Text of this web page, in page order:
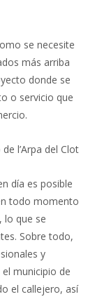
se necesite
más arriba
donde se
o servicio que
l’Arpa del Clot
día es posible
todo momento
lo que se
Sobre todo,
y
municipio de
el callejero, así